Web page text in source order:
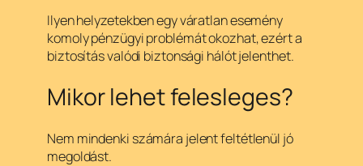
Ilyen helyzetekben egy váratlan esemény
komoly pénzügyi problémát okozhat, ezért a
biztosítás valódi biztonsági hálót jelenthet.
Mikor lehet felesleges?
Nem mindenki számára jelent feltétlenül jó
megoldást.